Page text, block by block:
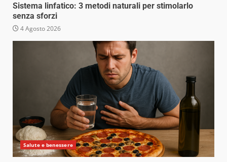
Sistema linfatico: 3 metodi naturali per stimolarlo
senza sforzi
4 Agosto 2026
Salute e benessere